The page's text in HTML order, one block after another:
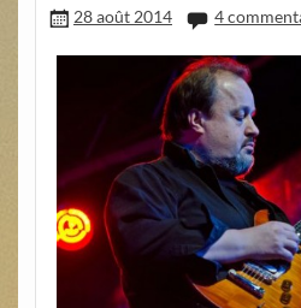
28 août 2014 4